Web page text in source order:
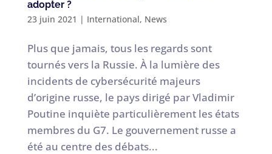
adopter ?
23 juin 2021 | International, News
Plus que jamais, tous les regards sont
tournés vers la Russie. À la lumière des
incidents de cybersécurité majeurs
d’origine russe, le pays dirigé par Vladimir
Poutine inquiète particulièrement les états
membres du G7. Le gouvernement russe a
été au centre des débats...